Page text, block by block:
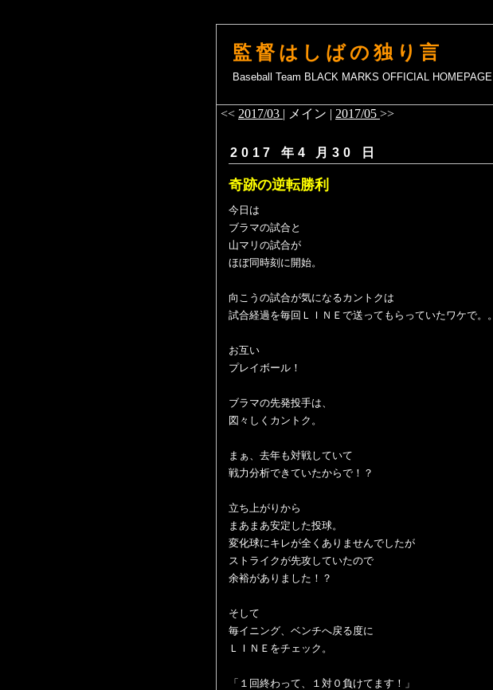
監督はしばの独り言
Baseball Team BLACK MARKS OFFICIAL HOMEPAGE
<< 2017/03 | メイン | 2017/05 >>
2017 年4 月30 日
奇跡の逆転勝利
今日は
ブラマの試合と
山マリの試合が
ほぼ同時刻に開始。
向こうの試合が気になるカントクは
試合経過を毎回ＬＩＮＥで送ってもらっていたワケで。。
お互い
プレイボール！
ブラマの先発投手は、
図々しくカントク。
まぁ、去年も対戦していて
戦力分析できていたからで！？
立ち上がりから
まあまあ安定した投球。
変化球にキレが全くありませんでしたが
ストライクが先攻していたので
余裕がありました！？
そして
毎イニング、ベンチへ戻る度に
ＬＩＮＥをチェック。
「１回終わって、１対０負けてます！」